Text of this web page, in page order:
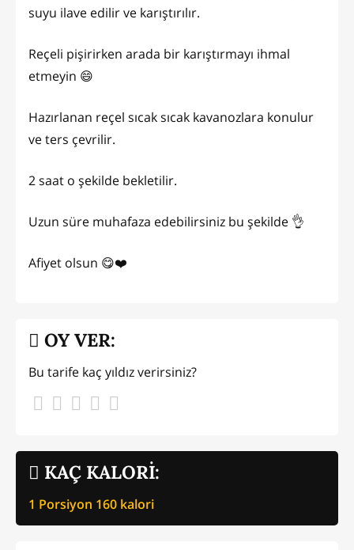
suyu ilave edilir ve karıştırılır.
Reçeli pişirirken arada bir karıştırmayı ihmal
etmeyin 😄
Hazırlanan reçel sıcak sıcak kavanozlara konulur
ve ters çevrilir.
2 saat o şekilde bekletilir.
Uzun süre muhafaza edebilirsiniz bu şekilde 👌
Afiyet olsun 😋❤️
KAÇ KALORİ:
1 Porsiyon 160 kalori
OY VER:
Bu tarife kaç yıldız verirsiniz?